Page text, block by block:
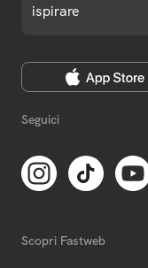
ispirare
Seguici
Scopri Fastweb